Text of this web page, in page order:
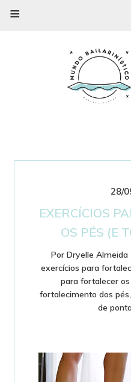
≡
28/
EXERCÍCIOS
OS PÉS (E
PorDryelle Almeida
exercícios para
para fortalecer os
fortalecimento dos pés
de ponta